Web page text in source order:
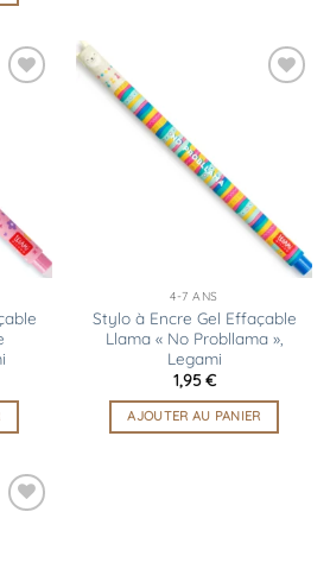
4-7 ANS
Stylo à Encre Gel Effaçable
Llama « No Probllama »,
Legami
1,95€
AJOUTER AU PANIER